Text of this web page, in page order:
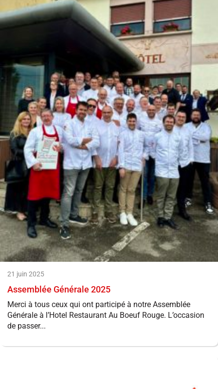
21 juin 2025
Assemblée Générale 2025
Merci à tous ceux qui ont participé à notre Assemblée
Générale à l’Hotel Restaurant Au Boeuf Rouge. L’occasion
de passer...